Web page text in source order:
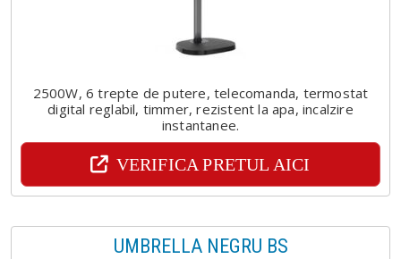
2500W, 6 trepte de putere, telecomanda, termostat
digital reglabil, timmer, rezistent la apa, incalzire
instantanee.
VERIFICA PRETUL AICI
UMBRELLA NEGRU BS